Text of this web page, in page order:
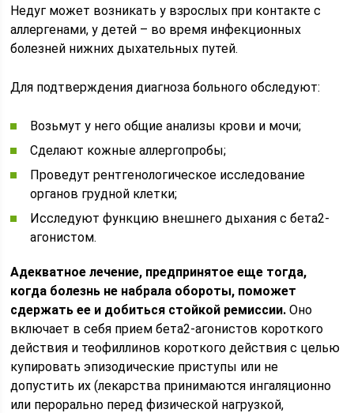
Недуг может возникать у взрослых при контакте с
аллергенами, у детей – во время инфекционных
болезней нижних дыхательных путей.
Для подтверждения диагноза больного обследуют:
Возьмут у него общие анализы крови и мочи;
Сделают кожные аллергопробы;
Проведут рентгенологическое исследование
органов грудной клетки;
Исследуют функцию внешнего дыхания с бета2-
агонистом.
Адекватное лечение, предпринятое еще тогда,
когда болезнь не набрала обороты, поможет
сдержать ее и добиться стойкой ремиссии. Оно
включает в себя прием бета2-агонистов короткого
действия и теофиллинов короткого действия с целью
купировать эпизодические приступы или не
допустить их (лекарства принимаются ингаляционно
или перорально перед физической нагрузкой,